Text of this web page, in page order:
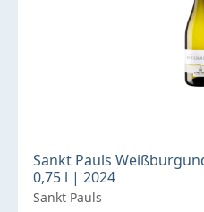
Sankt Pauls
0,75 l | 2024
Sankt Pauls